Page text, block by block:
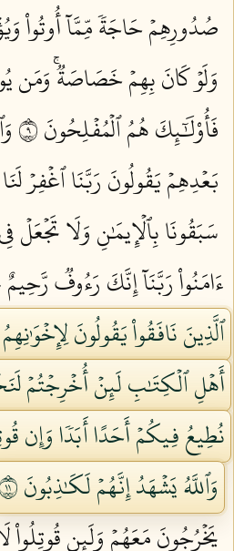
صُدُورِهِمۡ حَاجَةٗ مِّمَّآ أُوتُواْ
وَلَوۡ كَانَ بِهِمۡ خَصَاصَةٞۚ وَمَن
فَأُوْلَٰٓئِكَ هُمُ ٱلۡمُفۡلِحُونَ ٩
بَعۡدِهِمۡ يَقُولُونَ رَبَّنَا ٱغۡفِرۡ
سَبَقُونَا بِٱلۡإِيمَٰنِ وَلَا تَجۡعَلۡ
ءَامَنُواْ رَبَّنَآ إِنَّكَ رَءُوفٞ رَّحِيمٌ ١٠
ٱلَّذِينَ نَافَقُواْ يَقُولُونَ
أَهۡلِ ٱلۡكِتَٰبِ لَئِنۡ أُخۡرِجۡتُمۡ
نُطِيعُ فِيكُمۡ أَحَدًا أَبَدٗا وَإِن
وَٱللَّهُ يَشۡهَدُ إِنَّهُمۡ لَكَٰذِبُونَ ١١
يَخۡرُجُونَ مَعَهُمۡ وَلَئِن قُوتِلُواْ